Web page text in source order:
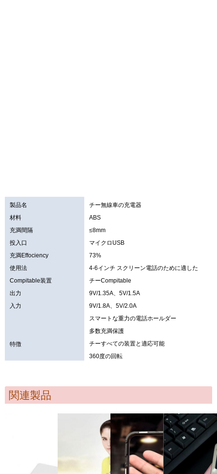
製品名
チー無線車の充電器
材料
ABS
充満間隔
≤8mm
投入口
マイクロUSB
充満Effociency
73%
使用法
4-6インチ スクリーン電話のために適した
Compitable装置
チーCompitable
出力
9V/1.35A、5V/1.5A
入力
9V/1.8A、5V/2.0A
特徴
スマートな重力の電話ホールダー
多数充満保護
チーすべての装置と適応可能
360度の回転
関連製品